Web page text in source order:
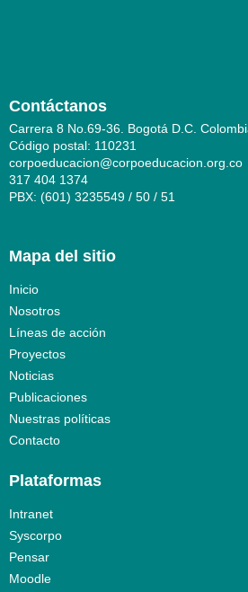
Contáctanos
Carrera 8 No.69-36. Bogotá D.C.
Código postal: 110231
corpoeducacion@corpoeducacion.org.co
317 404 1374
PBX: (601) 3235549 / 50 / 51
Mapa del sitio
Inicio
Nosotros
Líneas de acción
Proyectos
Noticias
Publicaciones
Nuestras políticas
Contacto
Plataformas
Intranet
Syscorpo
Pensar
Moodle